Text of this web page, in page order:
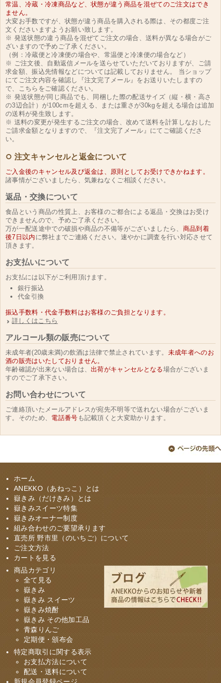
常温、冷蔵・冷凍商品など、状態が違う商品を混ぜてのご注文はでき
ません。
大変お手数ですが、状態が違う商品を購入される際は、その都度ご注
文くださいますようお願い致します。
※ 発送状態の違う商品を混ぜてご注文の場合、送料が異なる場合がご
ざいますので予めご了承ください。
（例：冷蔵便と冷凍便の場合や、常温便と冷凍便の場合など）
※ ご注文後、自動返信メールを送らせていただいておりますが、ご請
求金額、振込先情報などについては記載しておりません。 当ショップ
にてご注文内容を確認し『注文完了メール』をお送りいたしますの
で、こちらをご確認ください。
※ 発送状態が同じ商品でも、同梱した際の配送サイズ（縦・横・高さ
の3辺合計）が100cmを超える、または重さが30kgを超える場合は追加
の送料が発生致します。
※ 送料の変更が発生するご注文の場合、改めて送料を計算しなおした
ご請求金額となりますので、『注文完了メール』にてご確認くださ
い。
注文キャンセルと返金について
ご入金後のキャンセル及び返金は、原則としてお受けできかねます。
諸事情がございましたら、気兼ねなくご相談ください。
返品・交換について
食品という商品の性質上、お客様のご都合による返品・交換はお受け
できませんので、予めご了承ください。
万が一配送途中での破損や商品の不備等がございましたら、 商品到着
後7日以内 に弊社までご連絡ください。速やかに調査を行い対応させて
頂きます。
お支払いについて
お支払には以下がご利用頂けます。
銀行振込
代金引換
振込手数料・代金手数料はお客様のご負担となります。
詳しくはこちら
アルコール類の販売について
未成年者(20歳未満)の飲酒は法律で禁止されています。 未成年者へのお
酒の販売はいたしておりません。
年齢確認が出来ない場合は、出荷がキャンセルとなる場合がございま
すのでご了承下さい。
お問い合わせについて
ご連絡頂いたメールアドレスが宛先不明等で送れない場合がございま
す。そのため、 電話番号 も記載頂くと大変助かります。
ホーム
ANEKKO（あねっこ）とは
嶽きみ（だけきみ）とは
嶽きみスイーツ特集
嶽きみオーナー制度
組み合わせのご要望承ります
直売所 野市里（のいちご）について
ご注文方法
カートを見る
商品カテゴリ
全て見る
嶽きみ
嶽きみ スイーツ
嶽きみ焼酎
嶽きみ その他加工品
青森りんご
定期便・頒布会
特定商取引に関する表示
お支払方法について
配送・送料について